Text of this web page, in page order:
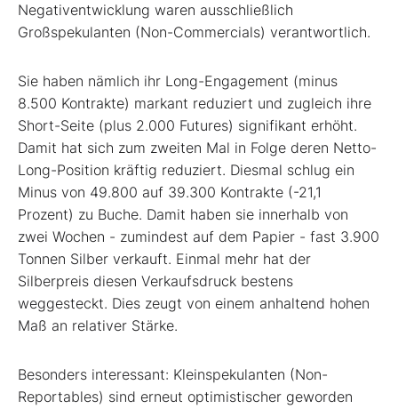
Negativentwicklung waren ausschließlich
Großspekulanten (Non-Commercials) verantwortlich.
Sie haben nämlich ihr Long-Engagement (minus
8.500 Kontrakte) markant reduziert und zugleich ihre
Short-Seite (plus 2.000 Futures) signifikant erhöht.
Damit hat sich zum zweiten Mal in Folge deren Netto-
Long-Position kräftig reduziert. Diesmal schlug ein
Minus von 49.800 auf 39.300 Kontrakte (-21,1
Prozent) zu Buche. Damit haben sie innerhalb von
zwei Wochen - zumindest auf dem Papier - fast 3.900
Tonnen Silber verkauft. Einmal mehr hat der
Silberpreis diesen Verkaufsdruck bestens
weggesteckt. Dies zeugt von einem anhaltend hohen
Maß an relativer Stärke.
Besonders interessant: Kleinspekulanten (Non-
Reportables) sind erneut optimistischer geworden